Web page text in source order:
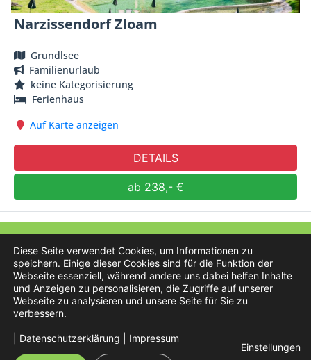
Narzissendorf Zloam
Grundlsee
Familienurlaub
keine Kategorisierung
Ferienhaus
Auf Karte anzeigen
DETAILS
ab 238,- €
Österreich-Hotels.at
AGB
Impressum
Diese Seite verwendet Cookies, um Informationen zu
speichern. Einige dieser Cookies sind für die Funktion der
Webseite essenziell, während andere uns dabei helfen Inhalte
und Anzeigen zu personalisieren, die Zugriffe auf unserer
Webseite zu analysieren und unsere Seite für Sie zu
verbessern.
Einstellungen
Datenschutzerklärung Impressum